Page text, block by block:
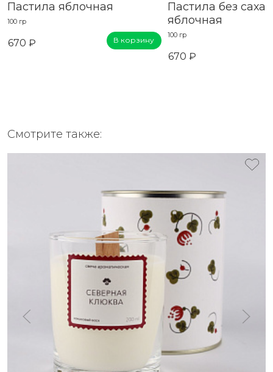
Пастила яблочная
100 гр
670 ₽ В корзину
Пастила без
яблочная
100 гр
670 ₽
Смотрите также: